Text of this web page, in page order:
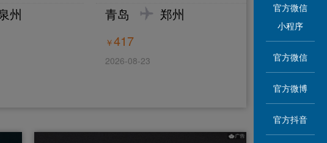
州 青岛 郑州
￥417
2026-08-23
官方微信
小程序
官方微信
官方微博
官方抖音